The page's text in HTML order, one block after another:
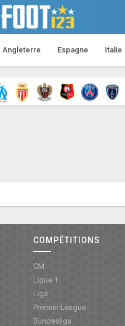
Angleterre Espagne Italie
COMPÉTITIONS
CM
Ligue 1
Liga
Premier League
Bundesliga